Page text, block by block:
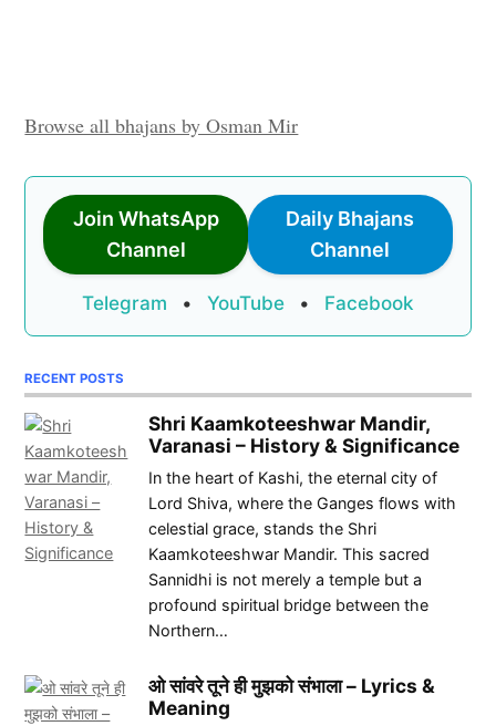
Browse all bhajans by Osman Mir
Join WhatsApp
Channel
Daily Bhajans
Channel
Telegram • YouTube • Facebook
RECENT POSTS
Shri Kaamkoteeshwar Mandir,
Varanasi – History & Significance
In the heart of Kashi, the eternal city of
Lord Shiva, where the Ganges flows with
celestial grace, stands the Shri
Kaamkoteeshwar Mandir. This sacred
Sannidhi is not merely a temple but a
profound spiritual bridge between the
Northern…
ओ सांवरे तूने ही मुझको संभाला – Lyrics &
Meaning